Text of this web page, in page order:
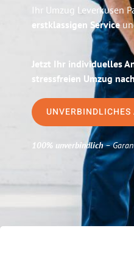
Ihr Umzug Leverkusen
erstklassigen Service
Jetzt Ihr individuelles
stressfreien Umzug
UNVERBINDLICHES
100% unverbindlich–